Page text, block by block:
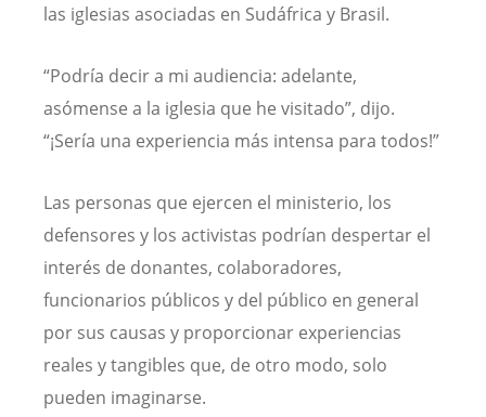
las iglesias asociadas en Sudáfrica y Brasil.
“Podría decir a mi audiencia: adelante,
asómense a la iglesia que he visitado”, dijo.
“¡Sería una experiencia más intensa para todos!”
Las personas que ejercen el ministerio, los
defensores y los activistas podrían despertar el
interés de donantes, colaboradores,
funcionarios públicos y del público en general
por sus causas y proporcionar experiencias
reales y tangibles que, de otro modo, solo
pueden imaginarse.